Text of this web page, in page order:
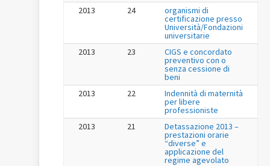
2013
24 organismi di
certificazione presso
Università/Fondazioni
universitarie
2013
23 CIGS e concordato
preventivo con o
senza cessione di
beni
2013
22 Indennità di maternità
per libere
professioniste
2013
21 Detassazione 2013 –
prestazioni orarie
“diverse” e
applicazione del
regime agevolato